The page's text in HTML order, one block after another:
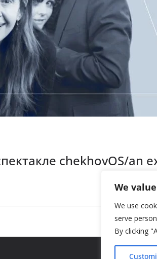
We
We use
serve
By clicking
chekhovOS/an